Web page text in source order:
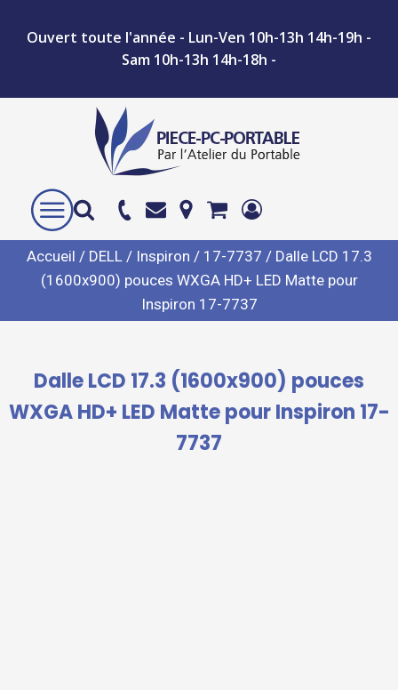
Ouvert toute l'année - Lun-Ven 10h-13h 14h-19h -
Sam 10h-13h 14h-18h -
Accueil / DELL/ Inspiron / 17-7737 / Dalle LCD 17.3
(1600x900) pouces WXGA HD+ LED Matte pour
Inspiron 17-7737
Dalle LCD 17.3 (1600x900) pouces
WXGA HD+ LED Matte pour Inspiron 17-
7737